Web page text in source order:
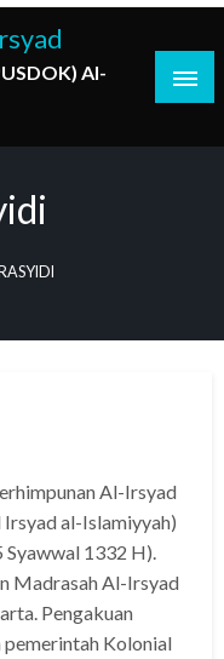
Al-
Al-Irsyad
Irsyad al-Islamiyyah)
1332 H).
Madrasah Al-Irsyad
Pengakuan
Kolonial